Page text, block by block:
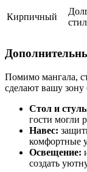
Кирпичный
Помимо мангала,
сделают вашу
Стол и
гости могли
Навес:
комфортные
Освещение:
создать